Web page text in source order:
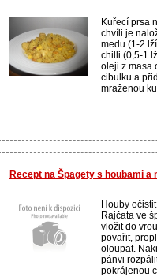
Kuřecí prsa
chvíli je
medu (1-2
chilli (0,5-1
oleji z masa
cibulku a
mraženou
Recept na Špagety s houbami
Houby
Rajčata ve
vložit do
povařit,
oloupat.
pánvi
pokrájenou